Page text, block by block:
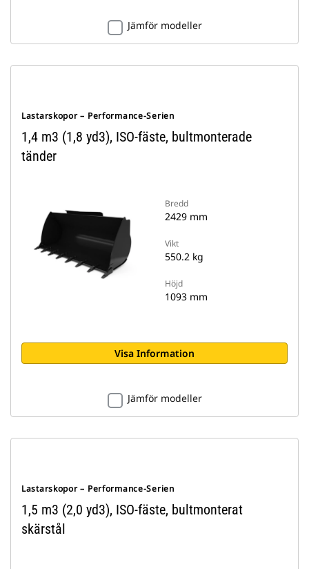
Jämför modeller
Lastarskopor – Performance-Serien
1,4 m3 (1,8 yd3), ISO-fäste, bultmonterade
tänder
Bredd
2429 mm
Vikt
550.2 kg
Höjd
1093 mm
Visa Information
Jämför modeller
Lastarskopor – Performance-Serien
1,5 m3 (2,0 yd3), ISO-fäste, bultmonterat
skärstål